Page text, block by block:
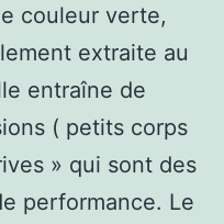
couleur verte,
extraite au
entraîne de
( petits corps
» qui sont des
performance. Le